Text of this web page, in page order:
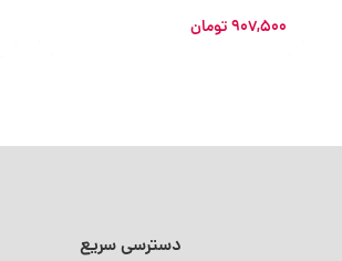
907,500تومان
دسترسی سریع